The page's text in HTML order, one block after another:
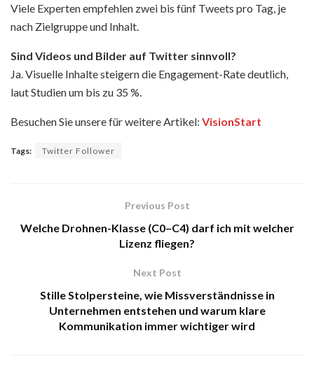
Viele Experten empfehlen zwei bis fünf Tweets pro Tag, je
nach Zielgruppe und Inhalt.
Sind Videos und Bilder auf Twitter sinnvoll?
Ja. Visuelle Inhalte steigern die Engagement-Rate deutlich,
laut Studien um bis zu 35 %.
Besuchen Sie unsere für weitere Artikel: VisionStart
Tags: Twitter Follower
Previous Post
Welche Drohnen-Klasse (C0–C4) darf ich mit welcher
Lizenz fliegen?
Next Post
Stille Stolpersteine, wie Missverständnisse in
Unternehmen entstehen und warum klare
Kommunikation immer wichtiger wird